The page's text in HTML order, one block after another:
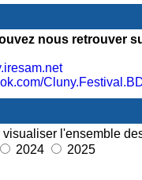
nous retrouver
l'ensemble
2024 2025